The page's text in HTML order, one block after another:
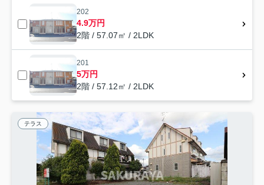
202
4.9万円
2階 / 57.07㎡ / 2LDK
201
5万円
2階 / 57.12㎡ / 2LDK
テラス